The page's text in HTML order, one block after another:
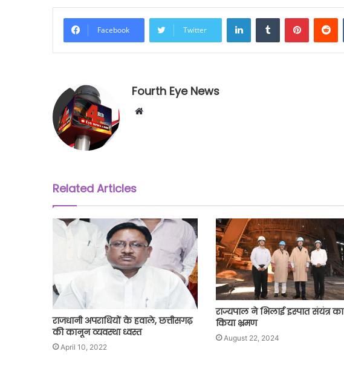
Facebook Twitter
Fourth Eye News
Related Articles
राजधानी अपराधियों के हवाले, छत्तीसगढ़
की कानून व्यवस्था ध्वस्त
April 10, 2022
राज्यपाल ने भिलाई इस्पात संयंत्र का
किया भ्रमण
August 22, 2024